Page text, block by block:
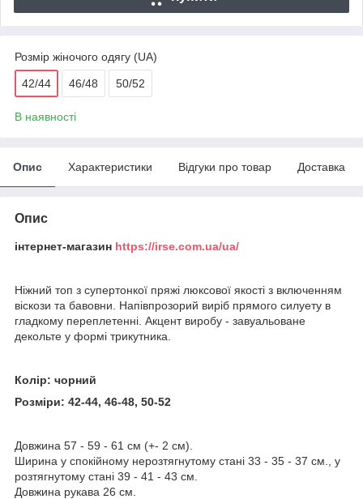
Розмір жіночого одягу (UA)
42/44 46/48 50/52
В наявності
Опис Характеристики Відгуки про товар Доставка
Опис
інтернет-магазин https://irse.com.ua/ua/
Ніжний топ з супертонкої пряжі люксової якості з включенням
віскози та бавовни. Напівпрозорий виріб прямого силуету в
гладкому переплетенні. Акцент виробу - завуальоване
декольте у формі трикутника.
Колір: чорний
Розміри: 42-44, 46-48, 50-52
Довжина 57 - 59 - 61 см (+- 2 см).
Ширина у спокійному нерозтягнутому стані 33 - 35 - 37 см., у
розтягнутому стані 39 - 41 - 43 см.
Довжина рукава 26 см.